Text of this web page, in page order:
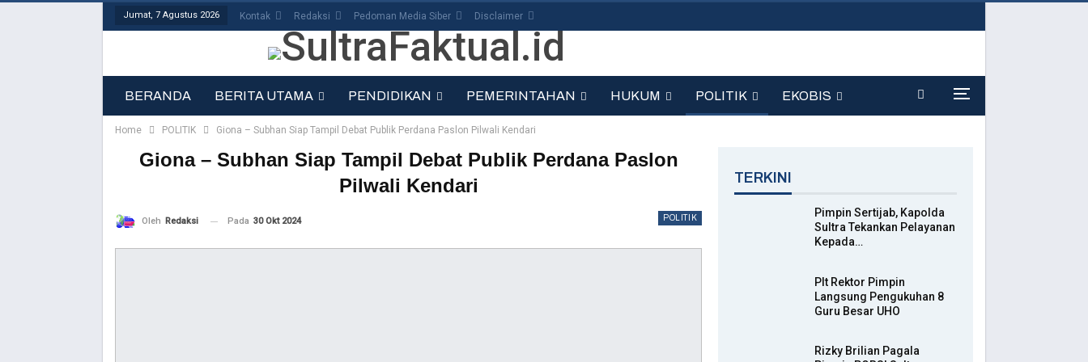
Jumat, 7 Agustus 2026 Kontak Redaksi Pedoman Media Siber Disclaimer
BERANDA BERITA UTAMA PENDIDIKAN PEMERINTAHAN HUKUM POLITIK EKOBIS
Home POLITIK Giona – Subhan Siap Tampil Debat Publik Perdana Paslon Pilwali Kendari
Giona – Subhan Siap Tampil Debat Publik Perdana Paslon
Pilwali Kendari
POLITIK
Oleh Redaksi Pada 30 Okt 2024
TERKINI
Pimpin Sertijab, Kapolda
Sultra Tekankan Pelayanan
Kepada…
Plt Rektor Pimpin
Langsung Pengukuhan 8
Guru Besar UHO
Rizky Brilian Pagala